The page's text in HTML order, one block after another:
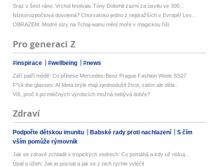
Sraz v šest ráno. Vrchol festivalu Tóny Dolomit zazní za úsvitu ve 300...
Nízkorozpočtová dovolená? Chorvatsko jedno z nejdražších v Evropě! Lev...
OBRAZEM: Modré slzy na Tchaj-wanu mění moře v magickou říši
Pro generaci Z
#inspirace #wellbeing #news
Září patří módě: Co přinese Mercedes-Benz Prague Fashion Week SS27
F*ck the glasses: AI Meta brýle mají zjednodušit život, zatím ale děla...
Víš, proč ti po mléčných výrobcích možná nebývá dobře?
Zdraví
Podpořte dětskou imunitu Babské rady proti nachlazení
S čím
vším pomůže rýmovník
Jak se zdravě zchladit v tropických vedrech: Co pomáhá a kdy už riskuj...
Úpal a úžeh: Jak je poznat a jak se z nich rychle vyléčit